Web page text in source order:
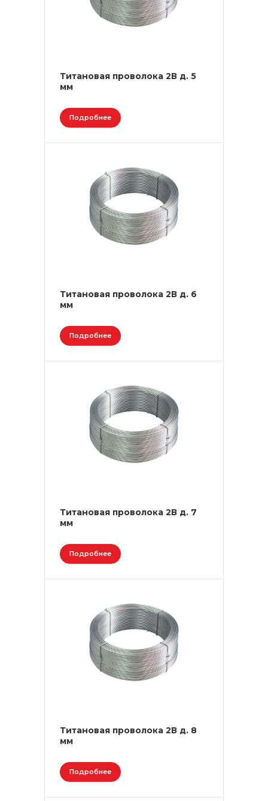
Титановая проволока 2В д. 5
мм
Подробнее
Титановая проволока 2В д. 6
мм
Подробнее
Титановая проволока 2В д. 7
мм
Подробнее
Титановая проволока 2В д. 8
мм
Подробнее